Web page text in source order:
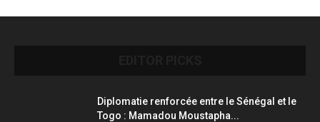
Diplomatie renforcée entre le Sénégal et le
Togo : Mamadou Moustapha...